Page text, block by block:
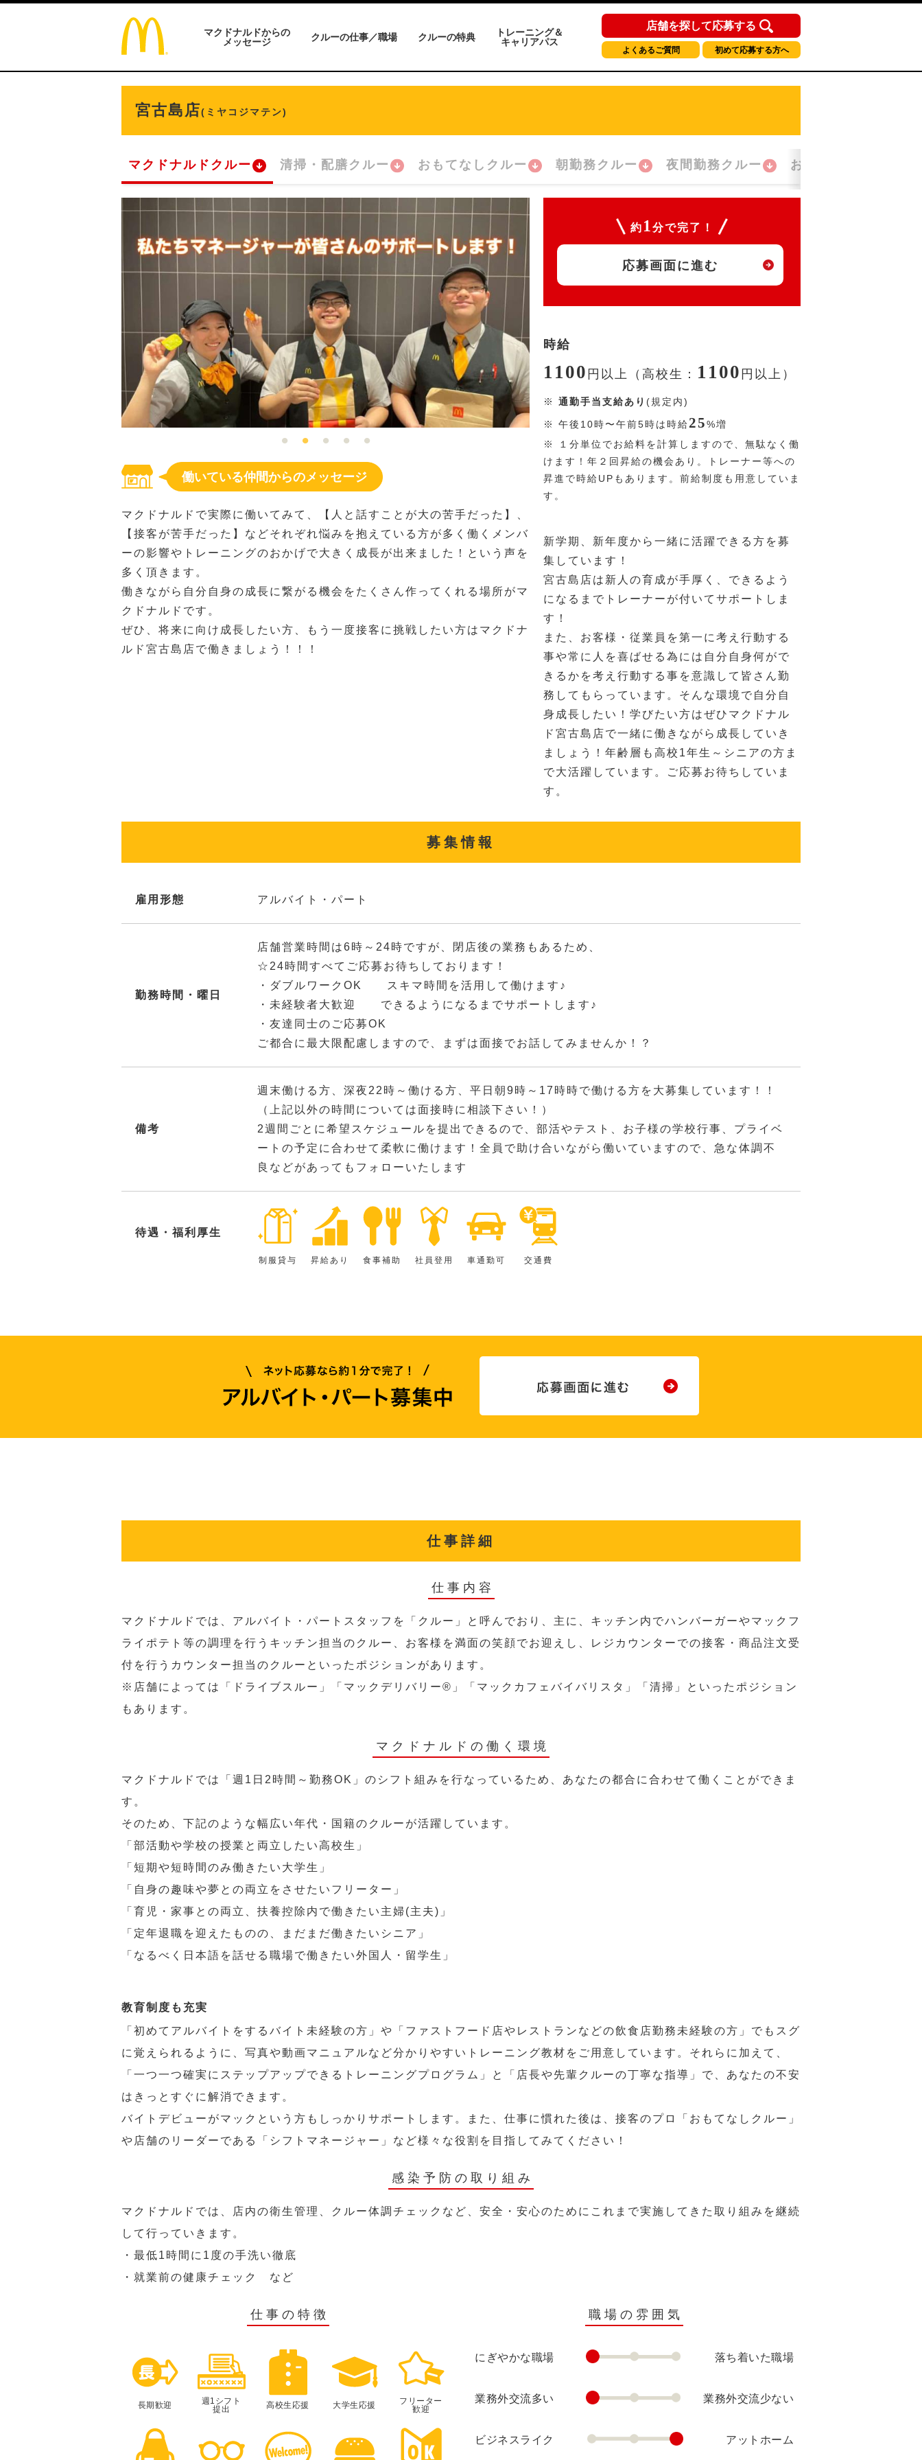
マクドナルドからの
メッセージ
クルーの仕事／職場 クルーの特典
トレーニング＆
キャリアパス
店舗を探して応募する
よくあるご質問 初めて応募する方へ
宮古島店(ミヤコジマテン)
マクドナルドクルー 清掃・配膳クルー おもてなしクルー 朝勤務クルー 夜間勤務クルー おかえり！クルー
働いている仲間からのメッセージ
マクドナルドで実際に働いてみて、【人と話すことが大の苦手だった】、
【接客が苦手だった】などそれぞれ悩みを抱えている方が多く働くメンバ
ーの影響やトレーニングのおかげで大きく成長が出来ました！という声を
多く頂きます。
働きながら自分自身の成長に繋がる機会をたくさん作ってくれる場所がマ
クドナルドです。
ぜひ、将来に向け成長したい方、もう一度接客に挑戦したい方はマクドナ
ルド宮古島店で働きましょう！！！
約 1 分で完了！
応募画面に進む
時給
1100 円 以上（高校生： 1100 円 以上）
※ 通勤手当支給あり (規定内)
※ 午後10時〜午前5時は時給25%増
※
１分単位でお給料を計算しますので、無駄なく働
けます！年２回昇給の機会あり。トレーナー等への
昇進で時給UPもあります。前給制度も用意していま
す。
新学期、新年度から一緒に活躍できる方を募
集しています！
宮古島店は新人の育成が手厚く、できるよう
になるまでトレーナーが付いてサポートしま
す！
また、お客様・従業員を第一に考え行動する
事や常に人を喜ばせる為には自分自身何がで
きるかを考え行動する事を意識して皆さん勤
務してもらっています。そんな環境で自分自
身成長したい！学びたい方はぜひマクドナル
ド宮古島店で一緒に働きながら成長していき
ましょう！年齢層も高校1年生～シニアの方ま
で大活躍しています。ご応募お待ちしていま
す。
募集情報
雇用形態 アルバイト・パート
勤務時間・曜日
店舗営業時間は6時～24時ですが、閉店後の業務もあるため、
☆24時間すべてご応募お待ちしております！
・ダブルワークOK スキマ時間を活用して働けます♪
・未経験者大歓迎 できるようになるまでサポートします♪
・友達同士のご応募OK
ご都合に最大限配慮しますので、まずは面接でお話してみませんか！？
備考
週末働ける方、深夜22時～働ける方、平日朝9時～17時時で働ける方を大募集しています！！
（上記以外の時間については面接時に相談下さい！）
2週間ごとに希望スケジュールを提出できるので、部活やテスト、お子様の学校行事、プライベ
ートの予定に合わせて柔軟に働けます！全員で助け合いながら働いていますので、急な体調不
良などがあってもフォローいたします
待遇・福利厚生
制服貸与 昇給あり 食事補助 社員登用 車通勤可 交通費
仕事詳細
仕事内容
マクドナルドでは、アルバイト・パートスタッフを「クルー」と呼んでおり、主に、キッチン内でハンバーガーやマックフ
ライポテト等の調理を行うキッチン担当のクルー、お客様を満面の笑顔でお迎えし、レジカウンターでの接客・商品注文受
付を行うカウンター担当のクルーといったポジションがあります。
※店舗によっては「ドライブスルー」「マックデリバリー®︎」「マックカフェバイバリスタ」「清掃」といったポジション
もあります。
マクドナルドの働く環境
マクドナルドでは「週1日2時間～勤務OK」のシフト組みを行なっているため、あなたの都合に合わせて働くことができま
す。
そのため、下記のような幅広い年代・国籍のクルーが活躍しています。
「部活動や学校の授業と両立したい高校生」
「短期や短時間のみ働きたい大学生」
「自身の趣味や夢との両立をさせたいフリーター」
「育児・家事との両立、扶養控除内で働きたい主婦(主夫)」
「定年退職を迎えたものの、まだまだ働きたいシニア」
「なるべく日本語を話せる職場で働きたい外国人・留学生」
教育制度も充実
「初めてアルバイトをするバイト未経験の方」や「ファストフード店やレストランなどの飲食店勤務未経験の方」でもスグ
に覚えられるように、写真や動画マニュアルなど分かりやすいトレーニング教材をご用意しています。それらに加えて、
「一つ一つ確実にステップアップできるトレーニングプログラム」と「店長や先輩クルーの丁寧な指導」で、あなたの不安
はきっとすぐに解消できます。
バイトデビューがマックという方もしっかりサポートします。また、仕事に慣れた後は、接客のプロ「おもてなしクルー」
や店舗のリーダーである「シフトマネージャー」など様々な役割を目指してみてください！
感染予防の取り組み
マクドナルドでは、店内の衛生管理、クルー体調チェックなど、安全・安心のためにこれまで実施してきた取り組みを継続
して行っていきます。
・最低1時間に1度の手洗い徹底
・就業前の健康チェック など
仕事の特徴
長期歓迎
週1シフト
提出
高校生応援 大学生応援
フリーター
歓迎
職場の雰囲気
にぎやかな職場 落ち着いた職場
業務外交流多い 業務外交流少ない
ビジネスライク アットホーム